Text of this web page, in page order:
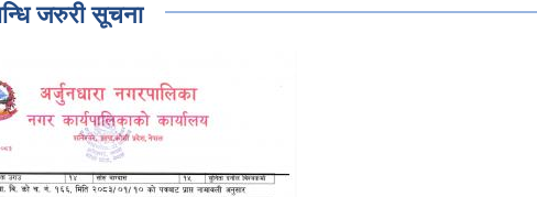
जरुरी सूचना